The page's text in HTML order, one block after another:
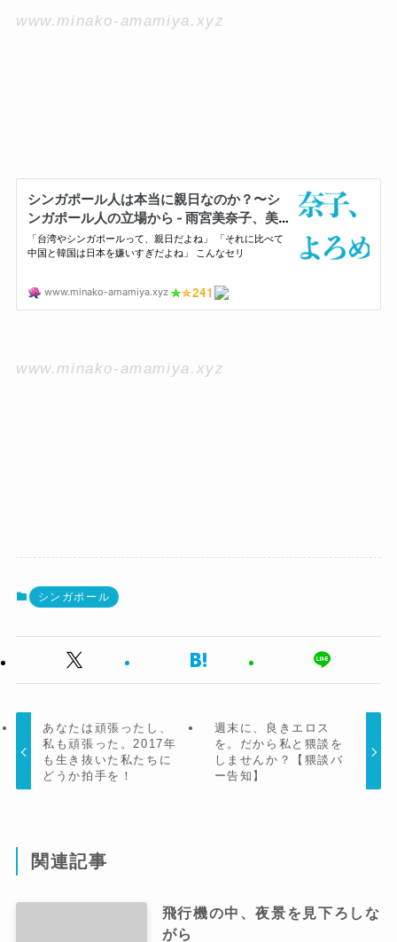
www.minako-amamiya.xyz
www.minako-amamiya.xyz
シンガポール
あなたは頑張ったし、
私も頑張った。2017年
も生き抜いた私たちに
どうか拍手を！
週末に、良きエロス
を。だから私と猥談を
しませんか？【猥談バ
ー告知】
関連記事
飛行機の中、夜景を見下ろしな
がら